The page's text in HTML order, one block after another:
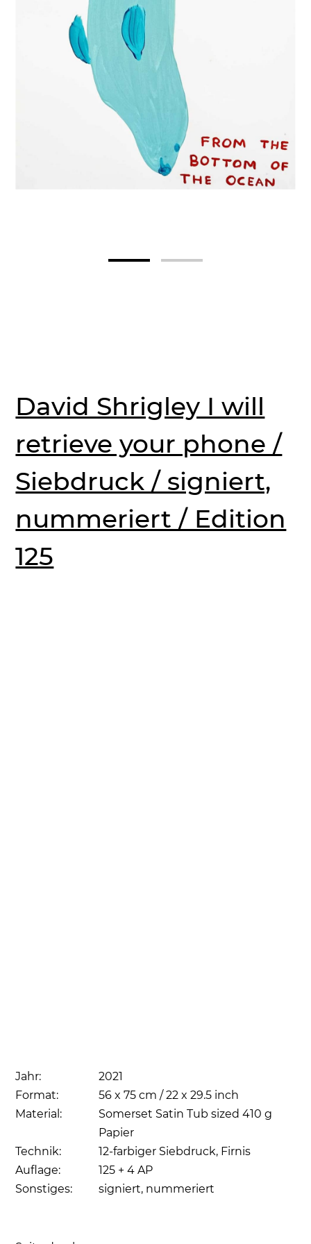
David Shrigley I will
retrieve your phone /
Siebdruck / signiert,
nummeriert / Edition
125
Jahr:
2021
Format:
56 x 75 cm / 22 x 29.5 inch
Material:
Somerset Satin Tub sized 410 g
Papier
Technik:
12-farbiger Siebdruck, Firnis
Auflage:
125 + 4 AP
Sonstiges:
signiert, nummeriert